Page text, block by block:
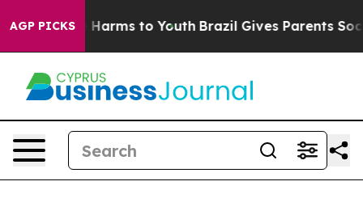
AGP PICKS
to Abate Harms to Youth Brazil Gives Parents Social